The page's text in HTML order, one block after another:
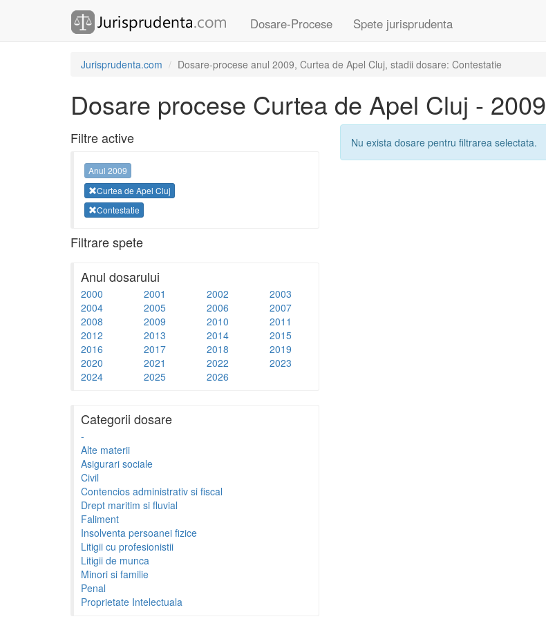
Dosare-Procese Spete jurisprudenta
Jurisprudenta.com Dosare-procese anul 2009, Curtea de Apel Cluj, stadii dosare: Contestatie
Dosare procese Curtea de Apel Cluj - 2009
Filtre active
Anul 2009
Curtea de Apel Cluj
Contestatie
Filtrare spete
Anul dosarului
2000 2001 2002
2003
2004
2005 2006
2007
2008
2009 2010
2011
2012
2013 2014
2015
2016
2017 2018
2019
2020
2021 2022
2023
2024
2025 2026
Categorii dosare
-
Alte materii
Asigurari sociale
Civil
Contencios administrativ si fiscal
Drept maritim si fluvial
Faliment
Insolventa persoanei fizice
Litigii cu profesionistii
Litigii de munca
Minori si familie
Penal
Proprietate Intelectuala
Nu exista dosare pentru filtrarea selectata.